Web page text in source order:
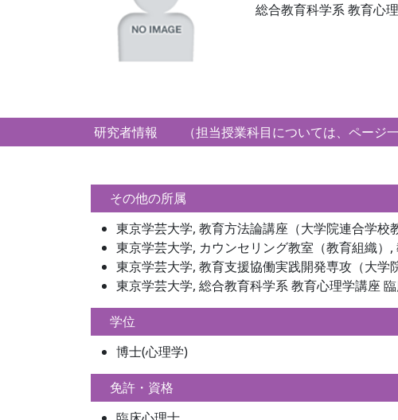
総合教育科学系 教育心
研究者情報 （担当授業科目については、ページ一
その他の所属
東京学芸大学, 教育方法論講座（大学院連合学校
東京学芸大学, カウンセリング教室（教育組織）,
東京学芸大学, 教育支援協働実践開発専攻（大学
東京学芸大学, 総合教育科学系 教育心理学講座
学位
博士(心理学)
免許・資格